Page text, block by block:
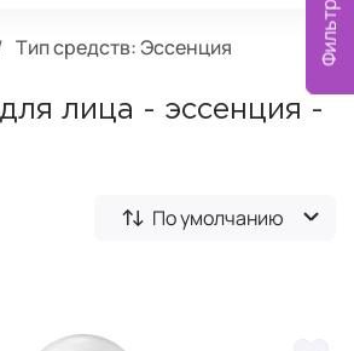
Фильтр
Тип средств: Эссенция
лица - эссенция -
По умолчанию